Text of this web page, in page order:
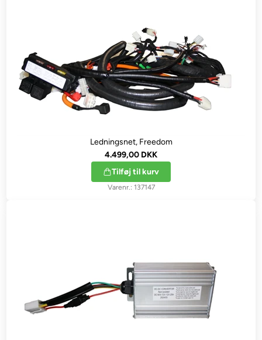
Ledningsnet, Freedom
4.499,00 DKK
Tilføj til kurv
137147